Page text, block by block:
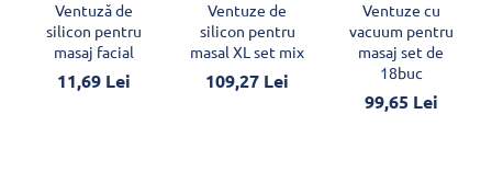
Ventuză de
silicon pentru
masaj facial
11,69 Lei
Ventuze de
silicon pentru
masal XL set mix
109,27 Lei
Ventuze cu
vacuum pentru
masaj set de
18buc
99,65 Lei